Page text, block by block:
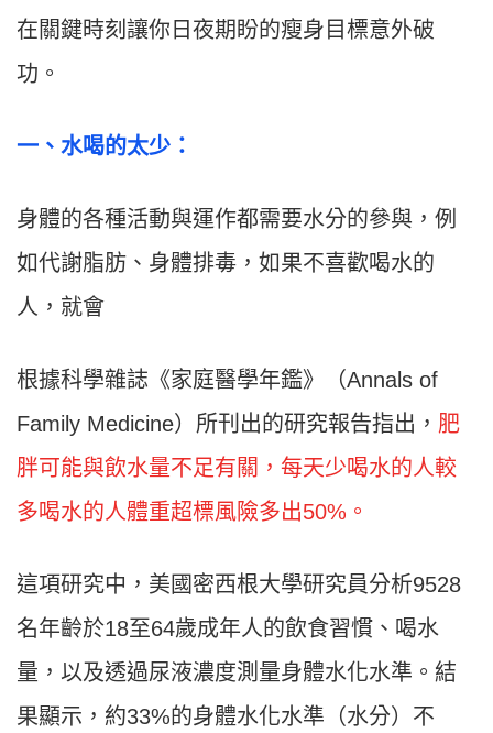
在關鍵時刻讓你日夜期盼的瘦身目標意外破
功。
一 、 水喝的太少：
身體的各種活動與運作都需要水分的參與，例
如代謝脂肪、身體排毒，如果不喜歡喝水的
人，就會
根據科學雜誌《家庭醫學年鑑》（Annals of
Family Medicine）所刊出的研究報告指出， 肥
胖可能與飲水量不足有關，每天少喝水的人較
多喝水的人體重超標風險多出50%。
這項研究中，美國密西根大學研究員分析9528
名年齡於18至64歲成年人的飲食習慣、喝水
量，以及透過尿液濃度測量身體水化水準。結
果顯示，約33%的身體水化水準（水分）不